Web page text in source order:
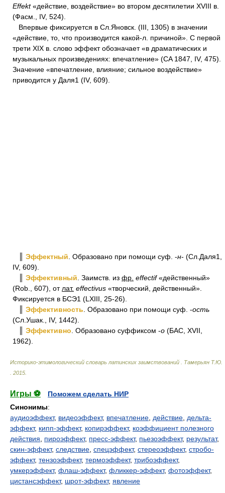
Effekt«действие, воздействие» во втором десятилетии XVIII в.
(Фасм., IV, 524).
Впервые фиксируется в Сл.Яновск. (III, 1305) в значении
«действие, то, что производится какой-л. причиной». С первой
трети XIX в. слово эффект обозначает «в драматических и
музыкальных произведениях: впечатление» (CA 1847, IV, 475).
Значение «впечатление, влияние; сильное воздействие»
приводится у Даля1 (IV, 609).
Эффектный . Образовано при помощи суф. -н- (Сл.Даля1,
IV, 609).
Эффективный . Заимств. из фр. effectif«действенный»
(Rob., 607), от лат. effectivus «творческий, действенный».
Фиксируется в БСЭ1 (LXIII, 25-26).
Эффективность . Образовано при помощи суф. -ость
(Сл.Ушак., IV, 1442).
Эффективно . Образовано суффиксом -о (БАС, XVII,
1962).
Историко-этимологический словарь латинских заимствований
Тамерьян Т.Ю.
2015
Игры ⚽
Поможем сделать НИР
Синонимы:
аудиоэффект, видеоэффект, впечатление действие дельта-
эффект, кипп-эффект, копирэффект, коэффициент полезного
действия
пироэффект, пресс-эффект, пьезоэффект, результат,
скин-эффект, следствие спецэффект, стереоэффект, стробо-
эффект, тензоэффект, термоэффект, трибоэффект,
умкерэффект, флаш-эффект, фликкер-эффект, фотоэффект,
цистансэффект, шрот-эффект, явление